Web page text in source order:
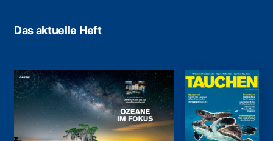
Das aktuelle Heft